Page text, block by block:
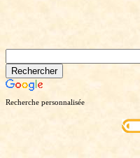
Recherche personnalisée